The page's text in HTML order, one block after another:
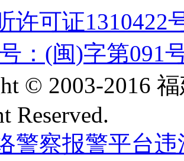
许可证1310422
：(闽)字第091
© 2003-2016
Reserved.
警察报警平台违